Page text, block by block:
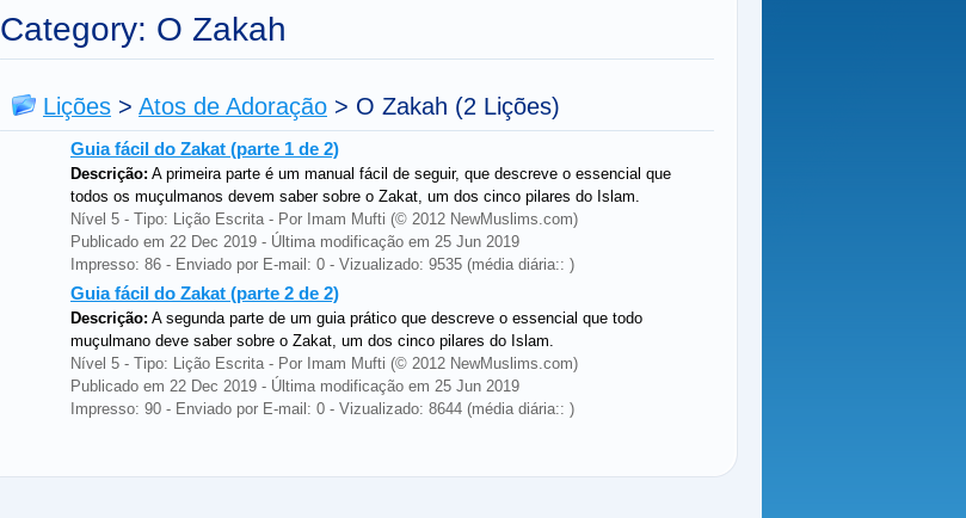
Category: O Zakah
Lições > Atos de Adoração > O Zakah (2 Lições)
Guia fácil do Zakat (parte 1 de 2)
Descrição: A primeira parte é um manual fácil de seguir, que descreve o essencial que
todos os muçulmanos devem saber sobre o Zakat, um dos cinco pilares do Islam.
Nível 5 - Tipo: Lição Escrita - Por Imam Mufti (© 2012 NewMuslims.com)
Publicado em 22 Dec 2019 - Última modificação em 25 Jun 2019
Impresso: 86 - Enviado por E-mail: 0 - Vizualizado: 9535 (média diária:: )
Guia fácil do Zakat (parte 2 de 2)
Descrição: A segunda parte de um guia prático que descreve o essencial que todo
muçulmano deve saber sobre o Zakat, um dos cinco pilares do Islam.
Nível 5 - Tipo: Lição Escrita - Por Imam Mufti (© 2012 NewMuslims.com)
Publicado em 22 Dec 2019 - Última modificação em 25 Jun 2019
Impresso: 90 - Enviado por E-mail: 0 - Vizualizado: 8644 (média diária:: )